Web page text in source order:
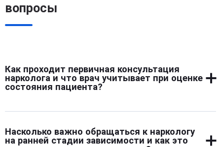
вопросы
Как проходит первичная консультация
нарколога и что врач учитывает при оценке
состояния пациента?
Первичный прием начинается с подробной беседы.
типах веществ, попытках прекратить прием, текущем
Насколько важно обращаться к наркологу
на ранней стадии зависимости и как это